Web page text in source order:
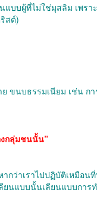
สต์)
ขนบธรรมเนียม เช่น
กลุ่มชนนั้น”
ว่าเราไปปฏิบัติเหมือนที่
นแบบนั้นเลียนแบบการ